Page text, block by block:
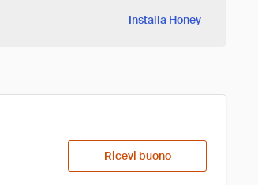
Installa Honey
Ricevi buono